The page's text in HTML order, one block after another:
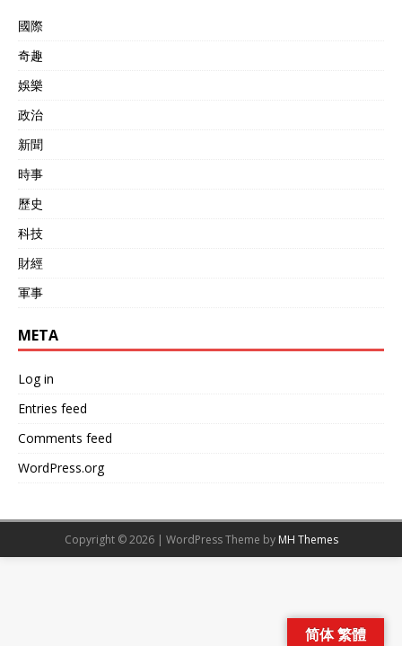
國際
奇趣
娛樂
政治
新聞
時事
歷史
科技
財經
軍事
META
Log in
Entries feed
Comments feed
WordPress.org
Copyright © 2026 | WordPress Theme by MH Themes
简体 繁體